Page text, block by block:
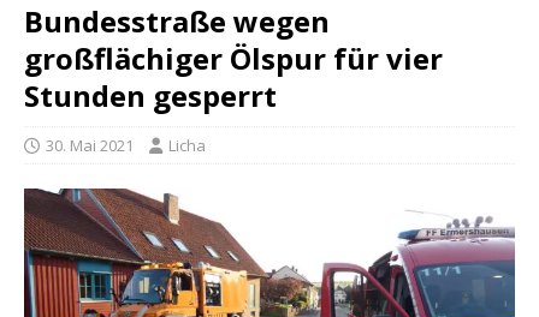
Bundesstraße wegen
großflächiger Ölspur für vier
Stunden gesperrt
30. Mai 2021 Licha